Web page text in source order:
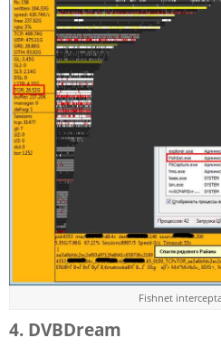
Fishnet
4. DVBDream